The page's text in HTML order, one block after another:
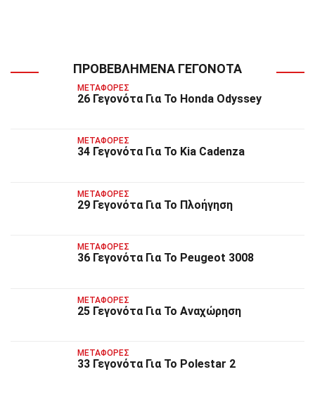
ΠΡΟΒΕΒΛΗΜΈΝΑ ΓΕΓΟΝΌΤΑ
ΜΕΤΑΦΟΡΈΣ
26 Γεγονότα Για Το Honda Odyssey
ΜΕΤΑΦΟΡΈΣ
34 Γεγονότα Για Το Kia Cadenza
ΜΕΤΑΦΟΡΈΣ
29 Γεγονότα Για Το Πλοήγηση
ΜΕΤΑΦΟΡΈΣ
36 Γεγονότα Για Το Peugeot 3008
ΜΕΤΑΦΟΡΈΣ
25 Γεγονότα Για Το Αναχώρηση
ΜΕΤΑΦΟΡΈΣ
33 Γεγονότα Για Το Polestar 2